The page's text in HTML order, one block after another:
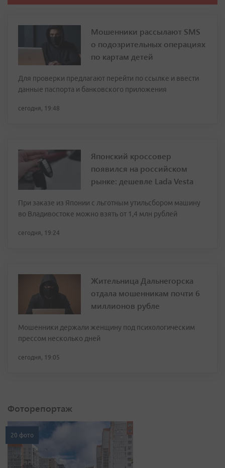
Мошенники рассылают SMS
о подозрительных операциях
по картам детей
Для проверки предлагают перейти по ссылке и ввести
данные паспорта и банковского приложения
сегодня, 19:48
Японский кроссовер
появился на российском
рынке: дешевле Lada Vesta
При заказе из Японии с льготным утильсбором машину
во Владивостоке можно взять от 1,4 млн рублей
сегодня, 19:24
Жительница Дальнегорска
отдала мошенникам почти 6
миллионов рубле
Мошенники держали женщину под психологическим
прессом несколько дней
сегодня, 19:05
Фоторепортаж
20 фото